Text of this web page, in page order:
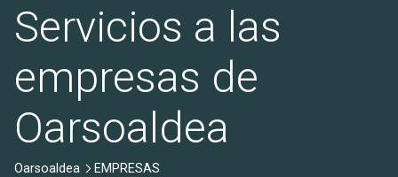
Servicios a las
empresas de
Oarsoaldea
Oarsoaldea EMPRESAS